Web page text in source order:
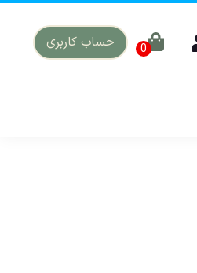
حساب کاربری